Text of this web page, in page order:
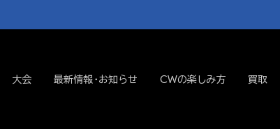
大会 最新情報・お知らせ CWの楽しみ方 買取